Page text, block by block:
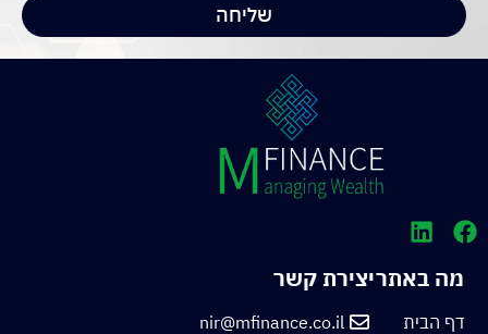
שליחה
מה באתר
דף הבית
יצירת קשר
nir@mfinance.co.il